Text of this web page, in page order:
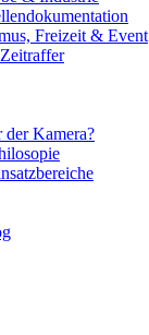
Freizeit & Event
der Kamera?